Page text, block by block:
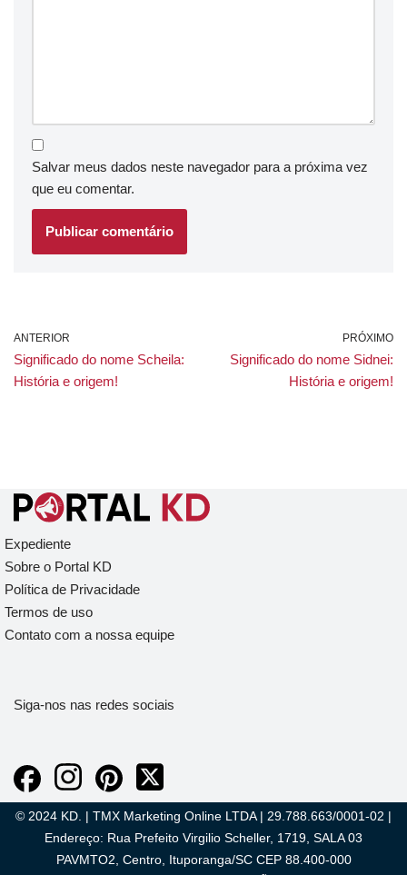
Salvar meus dados neste navegador para a próxima vez
que eu comentar.
ANTERIOR
Significado do nome Scheila:
História e origem!
PRÓXIMO
Significado do nome Sidnei:
História e origem!
Expediente
Sobre o Portal KD
Política de Privacidade
Termos de uso
Contato com a nossa equipe
Siga-nos nas redes sociais
© 2024 KD. | TMX Marketing Online LTDA | 29.788.663/0001-02 |
Endereço: Rua Prefeito Virgilio Scheller, 1719, SALA 03
PAVMTO2, Centro, Ituporanga/SC CEP 88.400-000